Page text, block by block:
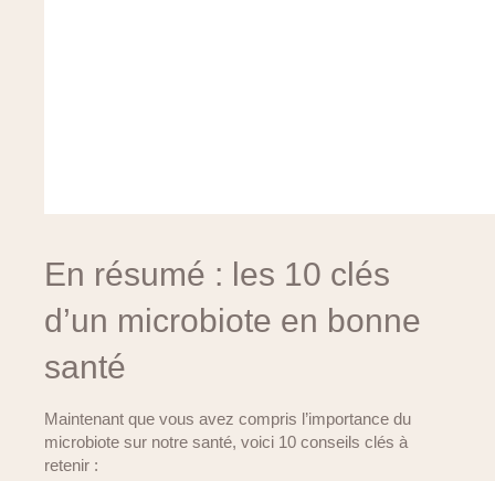
En résumé : les 10 clés
d’un microbiote en bonne
santé
Maintenant que vous avez compris l’importance du
microbiote sur notre santé, voici 10 conseils clés à
retenir :